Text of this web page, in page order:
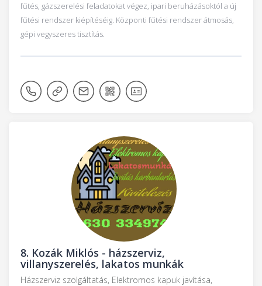
fűtés, gázszerelési feladatokat végez, ipari beruházásoktól a új
fűtési rendszer kiépítéséig. Központi fűtési rendszer átmosás,
gépi vegyszeres tisztítás.
8. Kozák Miklós - házszerviz,
villanyszerelés, lakatos munkák
Házszerviz szolgáltatás, Elektromos kapuk javítása,